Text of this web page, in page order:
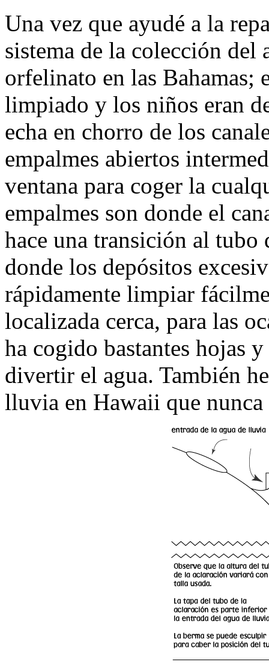
Una vez que ayudé a la
sistema de la colección
orfelinato en las Bahamas;
limpiado y los niños eran
echa en chorro de los
empalmes abiertos
ventana para coger la
empalmes son donde el
hace una transición al tubo
donde los depósitos
rápidamente limpiar
localizada cerca, para las
ha cogido bastantes hojas
divertir el agua. También
lluvia en Hawaii que